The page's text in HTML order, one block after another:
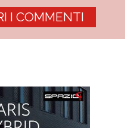
I COMMENTI